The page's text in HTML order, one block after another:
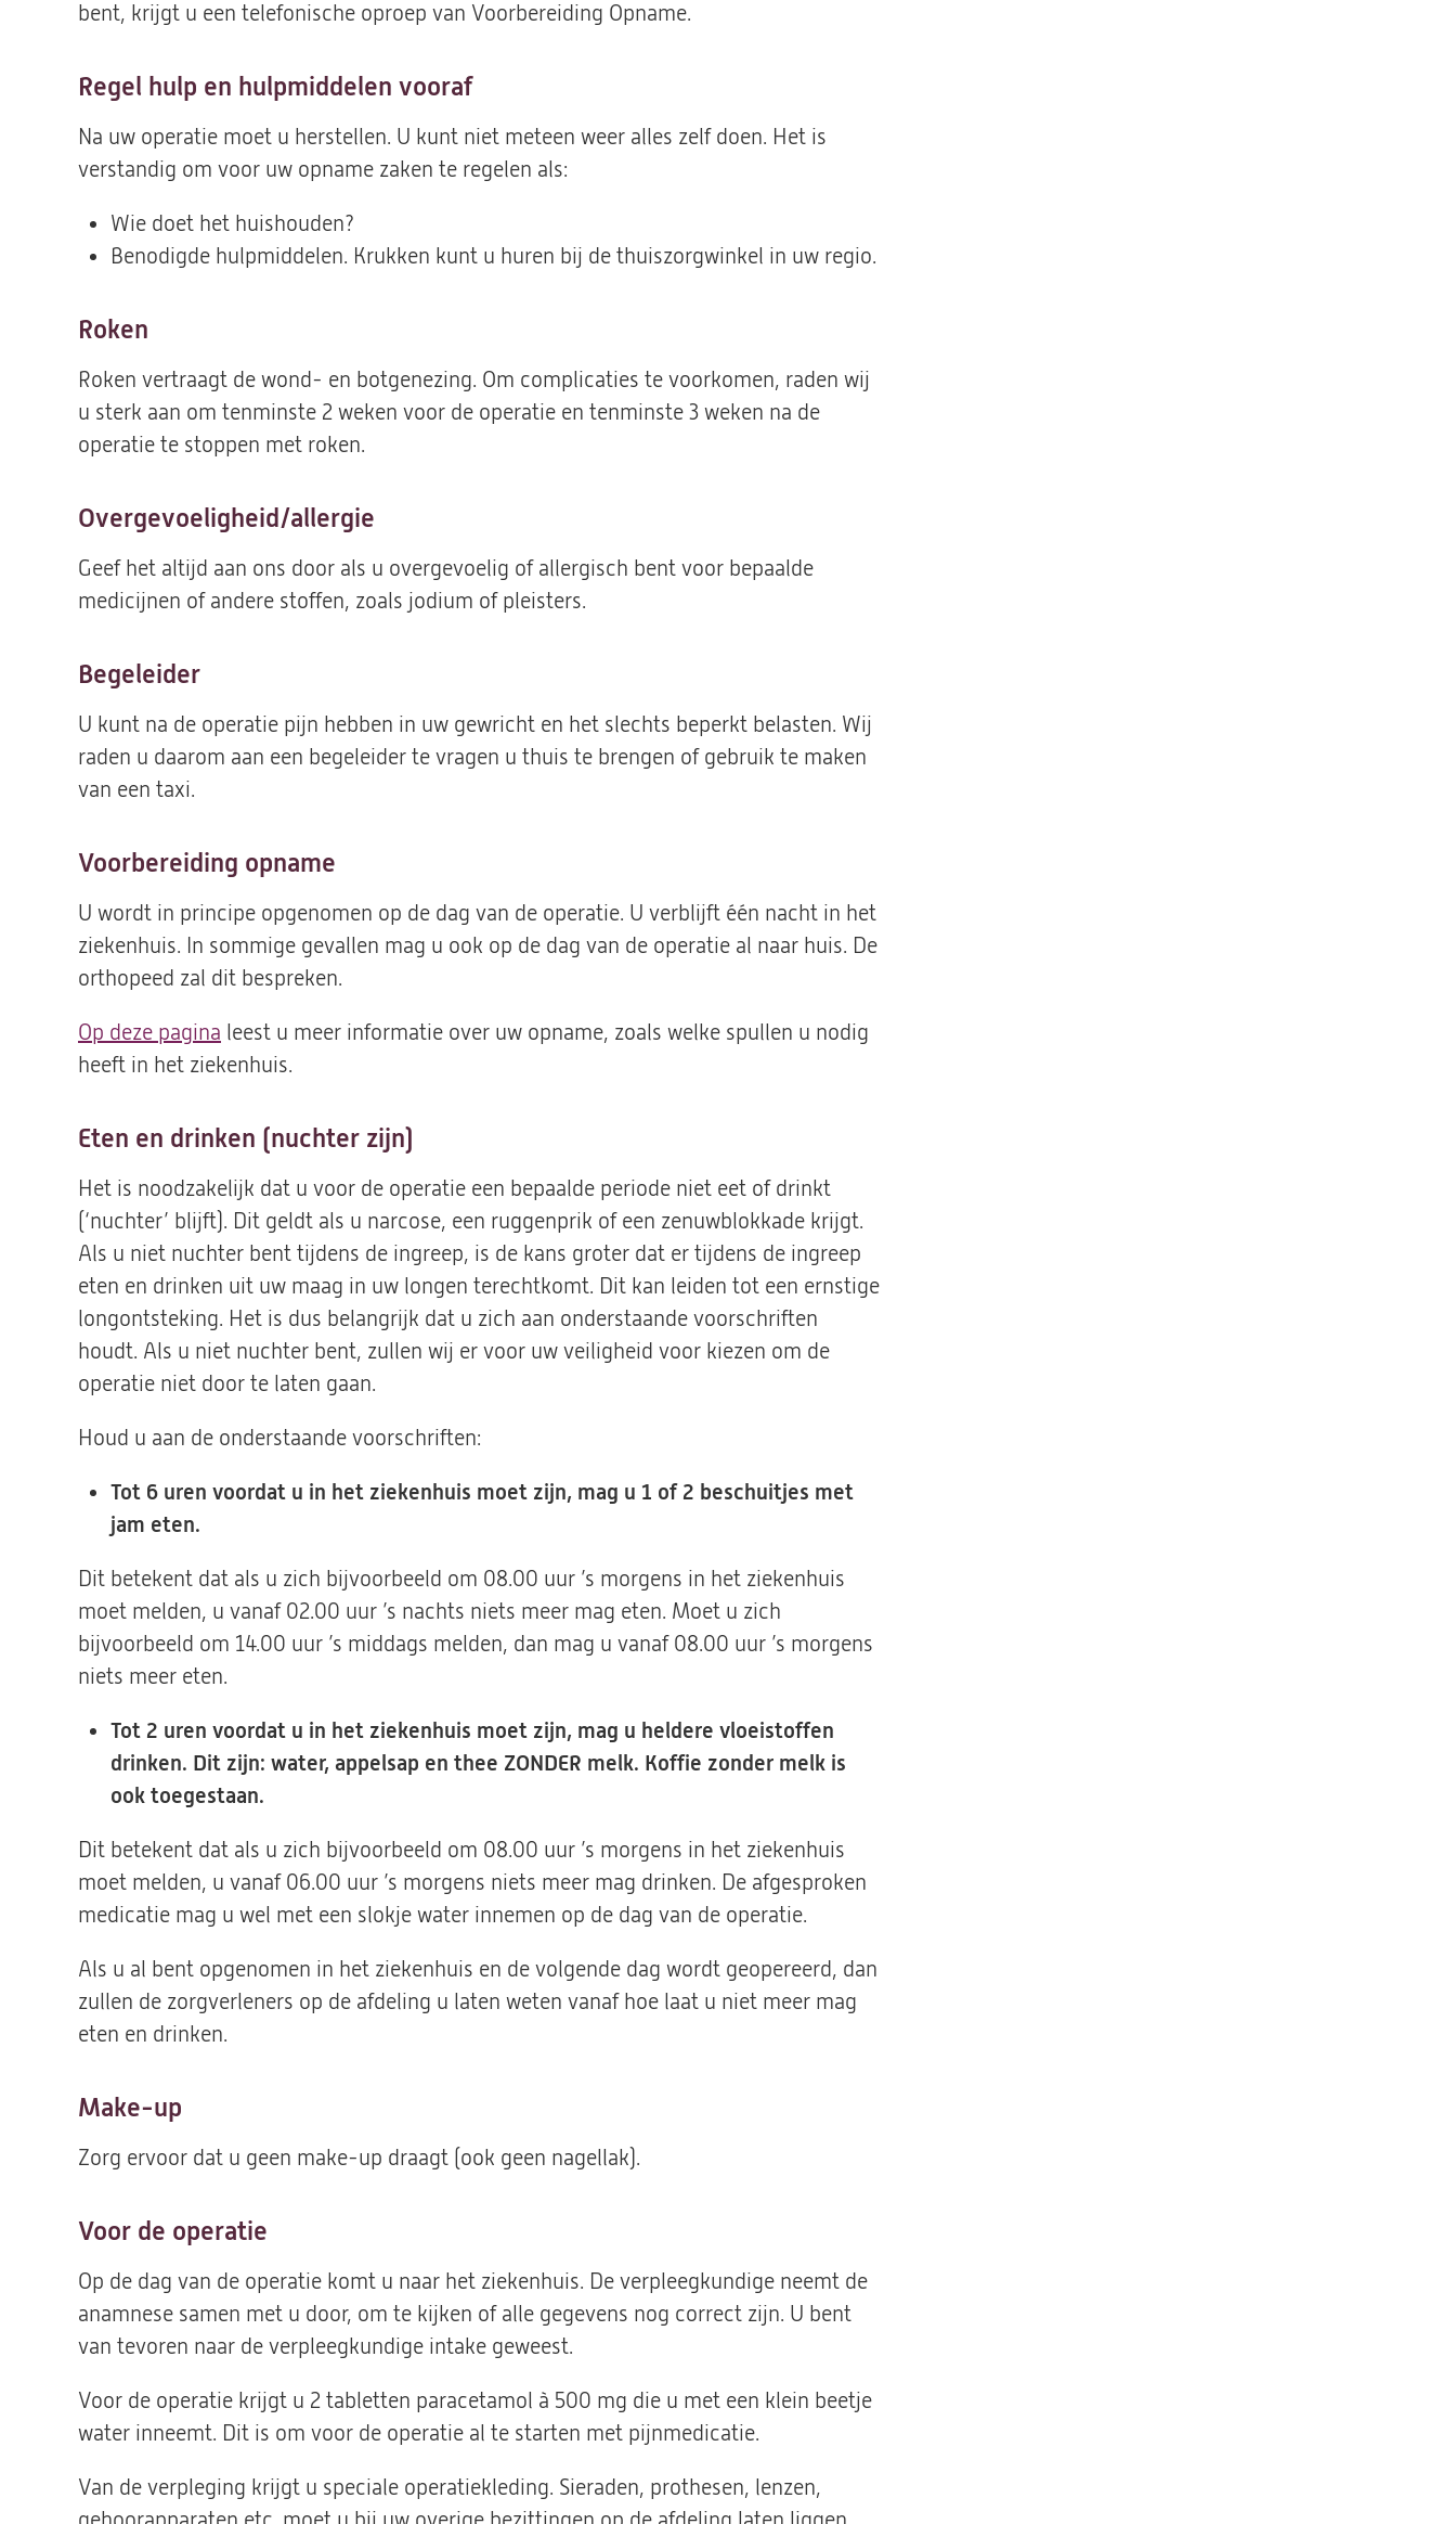
bent, krijgt u een telefonische oproep van Voorbereiding Opname.
Regel hulp en hulpmiddelen vooraf
Na uw operatie moet u herstellen. U kunt niet meteen weer alles zelf doen. Het is
verstandig om voor uw opname zaken te regelen als:
Wie doet het huishouden?
Benodigde hulpmiddelen. Krukken kunt u huren bij de thuiszorgwinkel in uw regio.
Roken
Roken vertraagt de wond- en botgenezing. Om complicaties te voorkomen, raden wij
u sterk aan om tenminste 2 weken voor de operatie en tenminste 3 weken na de
operatie te stoppen met roken.
Overgevoeligheid/allergie
Geef het altijd aan ons door als u overgevoelig of allergisch bent voor bepaalde
medicijnen of andere stoffen, zoals jodium of pleisters.
Begeleider
U kunt na de operatie pijn hebben in uw gewricht en het slechts beperkt belasten. Wij
raden u daarom aan een begeleider te vragen u thuis te brengen of gebruik te maken
van een taxi.
Voorbereiding opname
U wordt in principe opgenomen op de dag van de operatie. U verblijft één nacht in het
ziekenhuis. In sommige gevallen mag u ook op de dag van de operatie al naar huis. De
orthopeed zal dit bespreken.
Op deze pagina leest u meer informatie over uw opname, zoals welke spullen u nodig
heeft in het ziekenhuis.
Eten en drinken (nuchter zijn)
Het is noodzakelijk dat u voor de operatie een bepaalde periode niet eet of drinkt
(‘nuchter’ blijft). Dit geldt als u narcose, een ruggenprik of een zenuwblokkade krijgt.
Als u niet nuchter bent tijdens de ingreep, is de kans groter dat er tijdens de ingreep
eten en drinken uit uw maag in uw longen terechtkomt. Dit kan leiden tot een ernstige
longontsteking. Het is dus belangrijk dat u zich aan onderstaande voorschriften
houdt. Als u niet nuchter bent, zullen wij er voor uw veiligheid voor kiezen om de
operatie niet door te laten gaan.
Houd u aan de onderstaande voorschriften:
Tot 6 uren voordat u in het ziekenhuis moet zijn, mag u 1 of 2 beschuitjes met
jam eten.
Dit betekent dat als u zich bijvoorbeeld om 08.00 uur ’s morgens in het ziekenhuis
moet melden, u vanaf 02.00 uur ’s nachts niets meer mag eten. Moet u zich
bijvoorbeeld om 14.00 uur ’s middags melden, dan mag u vanaf 08.00 uur ’s morgens
niets meer eten.
Tot 2 uren voordat u in het ziekenhuis moet zijn, mag u heldere vloeistoffen
drinken. Dit zijn: water, appelsap en thee ZONDER melk. Koffie zonder melk is
ook toegestaan.
Dit betekent dat als u zich bijvoorbeeld om 08.00 uur ’s morgens in het ziekenhuis
moet melden, u vanaf 06.00 uur ’s morgens niets meer mag drinken. De afgesproken
medicatie mag u wel met een slokje water innemen op de dag van de operatie.
Als u al bent opgenomen in het ziekenhuis en de volgende dag wordt geopereerd, dan
zullen de zorgverleners op de afdeling u laten weten vanaf hoe laat u niet meer mag
eten en drinken.
Make-up
Zorg ervoor dat u geen make-up draagt (ook geen nagellak).
Voor de operatie
Op de dag van de operatie komt u naar het ziekenhuis. De verpleegkundige neemt de
anamnese samen met u door, om te kijken of alle gegevens nog correct zijn. U bent
van tevoren naar de verpleegkundige intake geweest.
Voor de operatie krijgt u 2 tabletten paracetamol à 500 mg die u met een klein beetje
water inneemt. Dit is om voor de operatie al te starten met pijnmedicatie.
Van de verpleging krijgt u speciale operatiekleding. Sieraden, prothesen, lenzen,